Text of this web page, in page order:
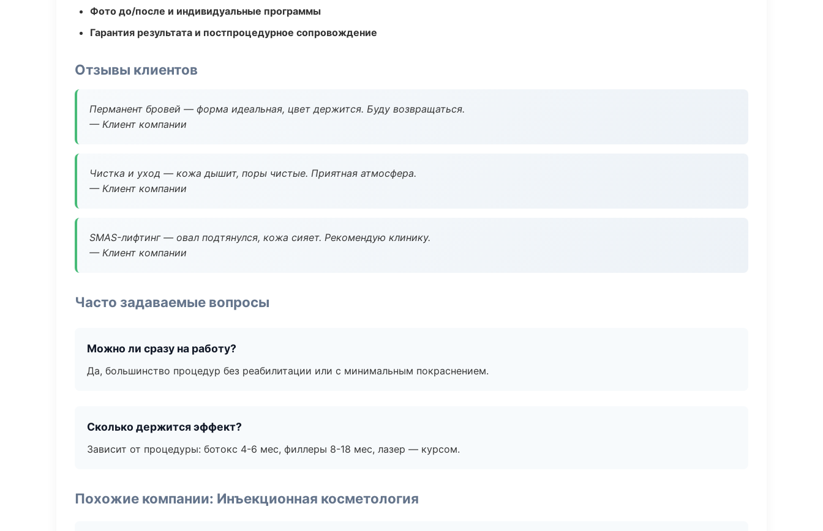
Фото до/после и индивидуальные программы
Гарантия результата и постпроцедурное сопровождение
Отзывы клиентов
Перманент бровей — форма идеальная, цвет держится. Буду возвращаться.
— Клиент компании
Чистка и уход — кожа дышит, поры чистые. Приятная атмосфера.
— Клиент компании
SMAS-лифтинг — овал подтянулся, кожа сияет. Рекомендую клинику.
— Клиент компании
Часто задаваемые вопросы
Можно ли сразу на работу?
Да, большинство процедур без реабилитации или с минимальным покраснением.
Сколько держится эффект?
Зависит от процедуры: ботокс 4-6 мес, филлеры 8-18 мес, лазер — курсом.
Похожие компании: Инъекционная косметология